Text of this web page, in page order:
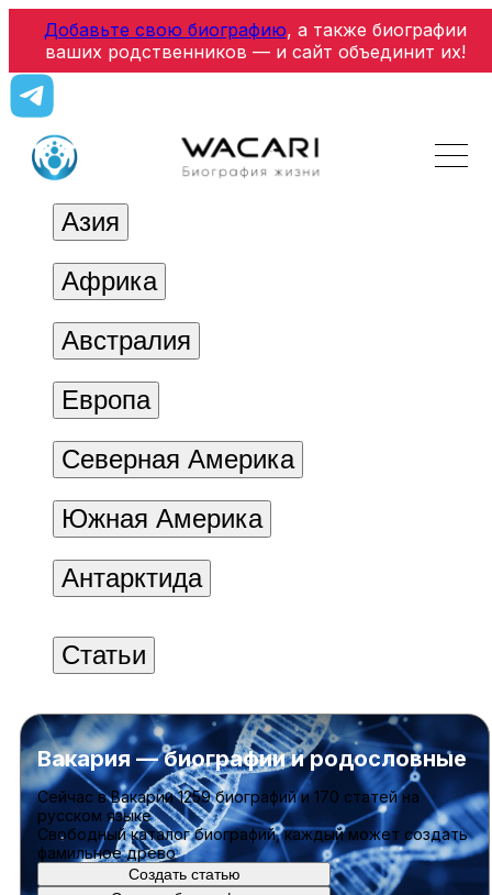
Добавьте свою биографию, а также биографии
ваших родственников — и сайт объединит их!
Азия
Африка
Австралия
Европа
Северная Америка
Южная Америка
Антарктида
Статьи
Вакария — биографии и родословные
Cейчас в Вакарии1259 биографийи170 статейна
русском языке
Свободный каталог биографий, каждый может создать
фамильное древо
Создать статью